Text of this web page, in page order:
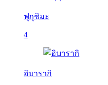
ฟุกุชิมะ
4
อิบารากิ